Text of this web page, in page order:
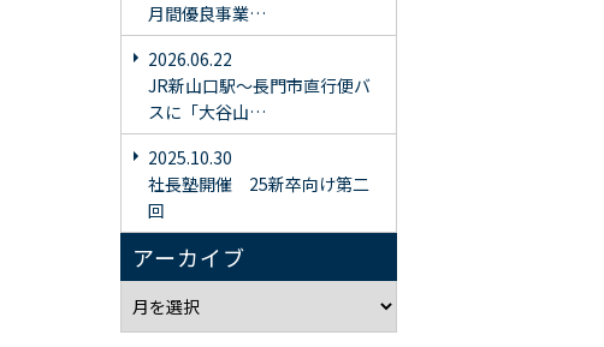
月間優良事業…
2026.06.22
JR新山口駅〜長門市直行便バ
スに「大谷山…
2025.10.30
社長塾開催 25新卒向け第二
回
アーカイブ